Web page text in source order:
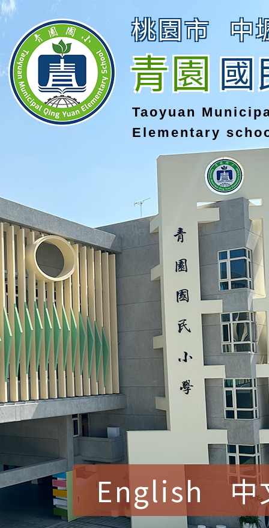
桃園市 中
青園國
Taoyuan
Elementary
English 中
賀！本校參加桃園市中